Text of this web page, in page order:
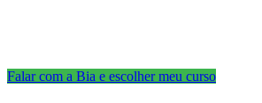
Falar com a Bia e escolher meu curso